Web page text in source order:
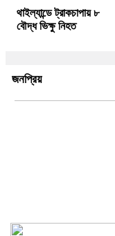
থাইল্যান্ডে ট্রাকচাপায় ৮
বৌদ্ধ ভিক্ষু নিহত
জনপ্রিয়